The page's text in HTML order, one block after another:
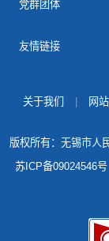
党群团体
友情链接
关于我们 网
版权所有：无锡市人
苏ICP备09024546号